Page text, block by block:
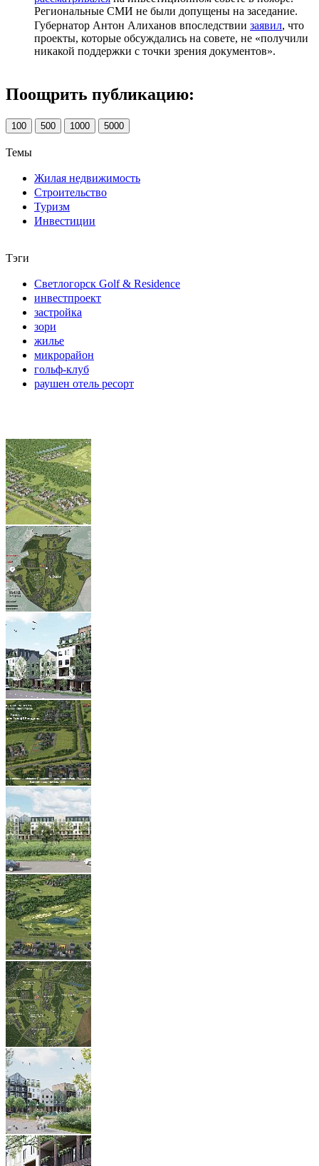
Региональные СМИ не были допущены на заседание.
Губернатор Антон Алиханов впоследствии заявил, что
проекты, которые обсуждались на совете, не «получили
никакой поддержки с точки зрения документов».
Поощрить публикацию:
100 500 1000 5000
Темы
Жилая недвижимость
Строительство
Туризм
Инвестиции
Тэги
Светлогорск Golf & Residence
инвестпроект
застройка
зори
жилье
микрорайон
гольф-клуб
раушен отель ресорт